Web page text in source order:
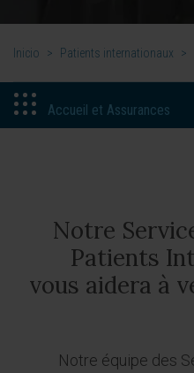
Inicio > Patients internationaux >
Accueil et Assurances
Notre
Patients
vous aidera à
Notre équipe des